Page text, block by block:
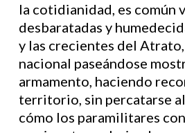
la cotidianidad, es común
desbaratadas y
y las crecientes del
nacional paseándose
armamento, haciendo
territorio, sin percatarse
cómo los paramilitares con